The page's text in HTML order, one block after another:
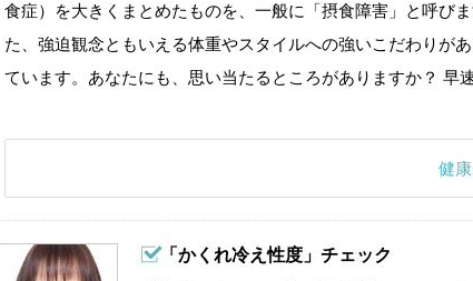
食症）を大きくまとめたものを、一般に「摂食障害」と呼び
た、強迫観念ともいえる体重やスタイルへの強いこだわりが
ています。あなたにも、思い当たるところがありますか？ 早
健
「かくれ冷え性度」チェック